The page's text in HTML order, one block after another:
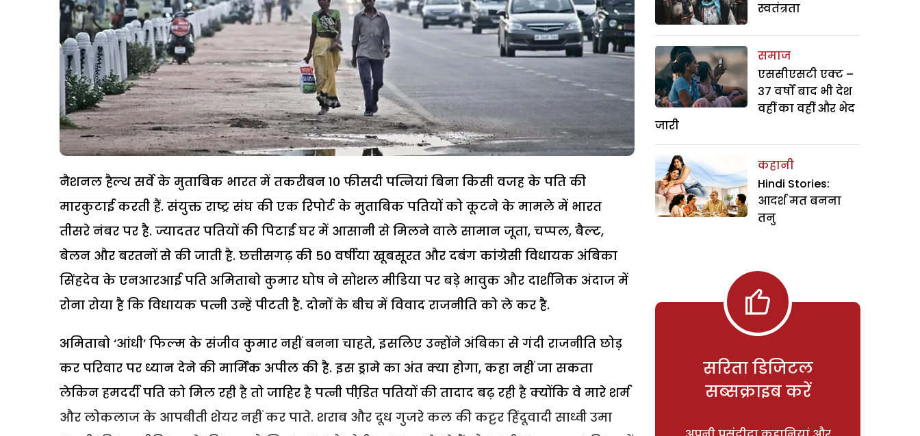
नैशनल हैल्थ सर्वे के मुताबिक भारत में तकरीबन 10 फीसदी पत्नियां बिना किसी वजह के पति की
मारकुटाई करती हैं. संयुक्त राष्ट्र संघ की एक रिपोर्ट के मुताबिक पतियों को कूटने के मामले में भारत
तीसरे नंबर पर है. ज्यादतर पतियों की पिटाई घर में आसानी से मिलने वाले सामान जूता, चप्पल, बैल्ट,
बेलन और बरतनों से की जाती है. छत्तीसगढ़ की 50 वर्षीया खूबसूरत और दबंग कांग्रेसी विधायक अंबिका
सिंहदेव के एनआरआई पति अमिताबो कुमार घोष ने सोशल मीडिया पर बड़े भावुक और दार्शनिक अंदाज में
रोना रोया है कि विधायक पत्नी उन्हें पीटती है. दोनों के बीच में विवाद राजनीति को ले कर है.
अमिताबो ‘आंधी’ फिल्म के संजीव कुमार नहीं बनना चाहते, इसलिए उन्होंने अंबिका से गंदी राजनीति छोड़
कर परिवार पर ध्यान देने की मार्मिक अपील की है. इस ड्रामे का अंत क्या होगा, कहा नहीं जा सकता
लेकिन हमदर्दी पति को मिल रही है तो जाहिर है पत्नी पीडि़त पतियों की तादाद बढ़ रही है क्योंकि वे मारे शर्म
और लोकलाज के आपबीती शेयर नहीं कर पाते. शराब और दूध गुजरे कल की कट्टर हिंदूवादी साध्वी उमा
स्वतंत्रता
समाज
एससीएसटी एक्ट –
37 वर्षों बाद भी देश
वहीं का वहीं और भेद
जारी
कहानी
Hindi Stories:
आदर्श मत बनना
तनु
सरिता डिजिटल
सब्सक्राइब करें